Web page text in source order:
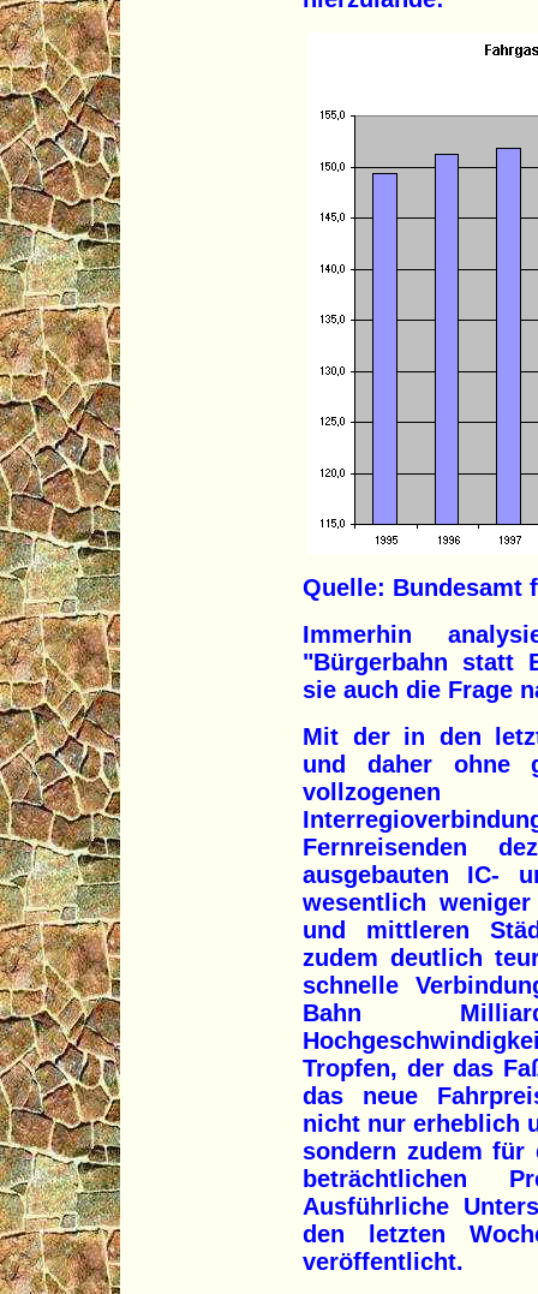
Quelle: Bundesamt
Immerhin
"Bürgerbahn statt
sie auch die Frage
Mit der in den
und daher ohne
Fernreisenden
ausgebauten IC-
wesentlich
und mittleren
zudem deutlich
schnelle
Bahn
Tropfen, der das
das neue
nicht nur erheblich
sondern zudem für
beträchtlichen
Ausführliche
den letzten
veröffentlicht.